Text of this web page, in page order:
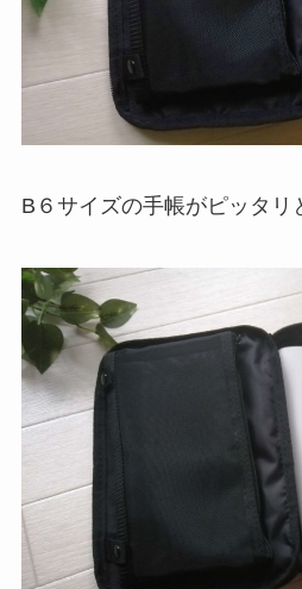
B６サイズの手帳がピッタリ